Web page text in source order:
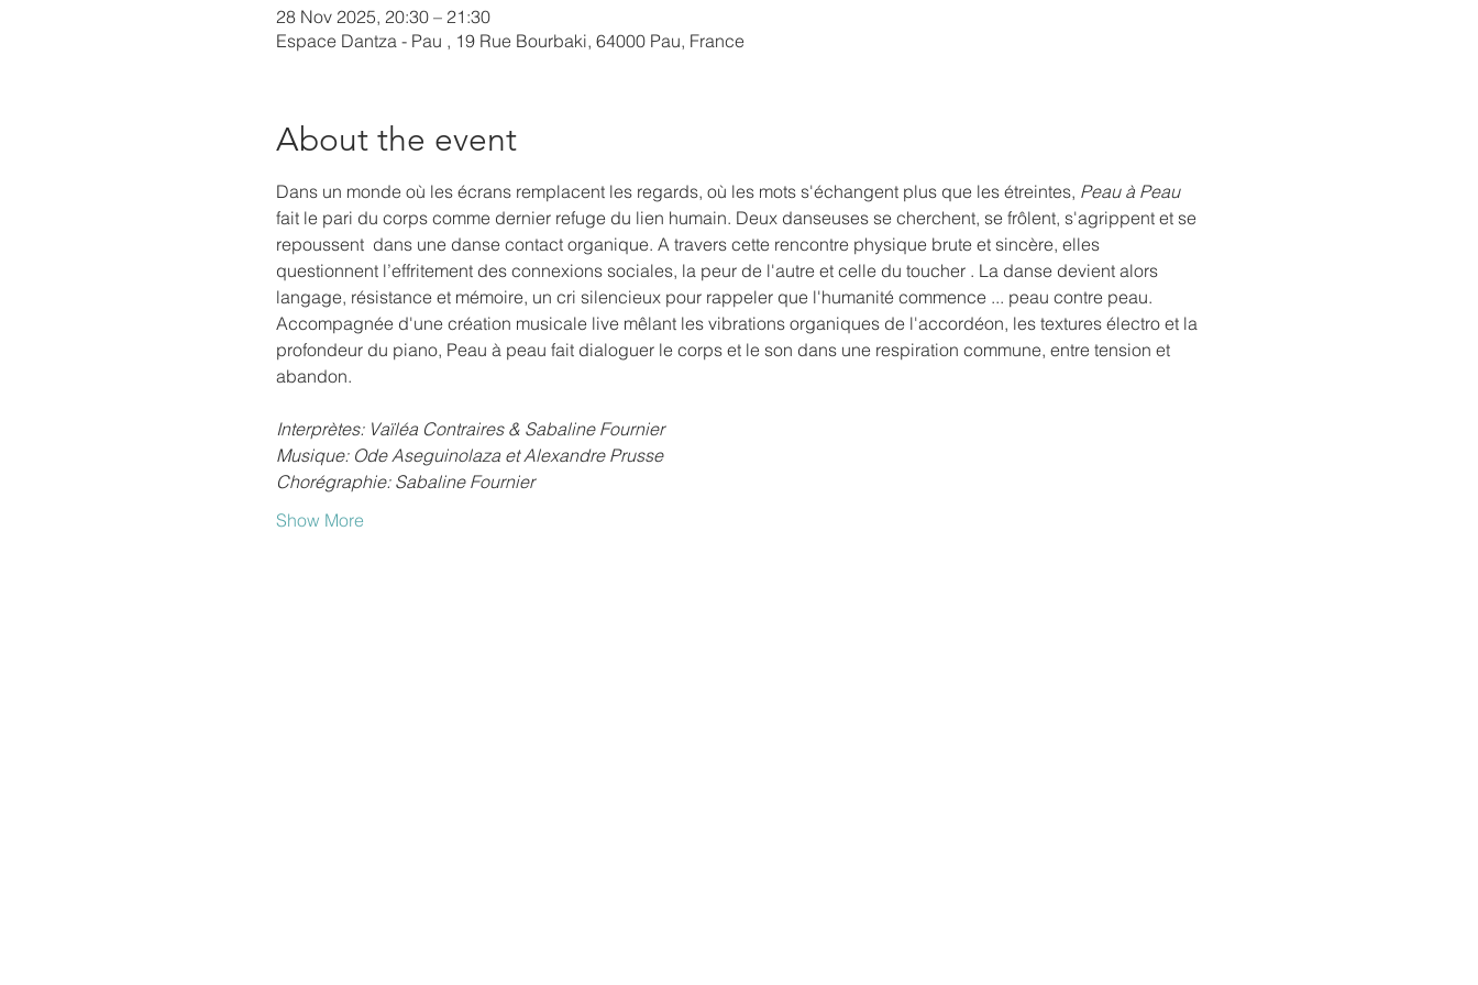
28 Nov 2025, 20:30 – 21:30
Espace Dantza - Pau , 19 Rue Bourbaki, 64000 Pau, France
About the event
Dans un monde où les écrans remplacent les regards, où les mots s'échangent plus que les étreintes, Peau à Peau
fait le pari du corps comme dernier refuge du lien humain. Deux danseuses se cherchent, se frôlent, s'agrippent et se
repoussent  dans une danse contact organique. A travers cette rencontre physique brute et sincère, elles
questionnent l’effritement des connexions sociales, la peur de l'autre et celle du toucher . La danse devient alors
langage, résistance et mémoire, un cri silencieux pour rappeler que l'humanité commence ... peau contre peau.
Accompagnée d'une création musicale live mêlant les vibrations organiques de l'accordéon, les textures électro et la
profondeur du piano, Peau à peau fait dialoguer le corps et le son dans une respiration commune, entre tension et
abandon.
Interprètes: Vaïléa Contraires & Sabaline Fournier
Musique: Ode Aseguinolaza et Alexandre Prusse
Chorégraphie: Sabaline Fournier
Show More